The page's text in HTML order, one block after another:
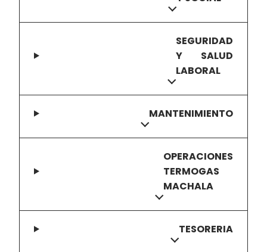
SEGURIDAD
Y SALUD
LABORAL
MANTENIMIENTO
OPERACIONES
TERMOGAS
MACHALA
TESORERIA